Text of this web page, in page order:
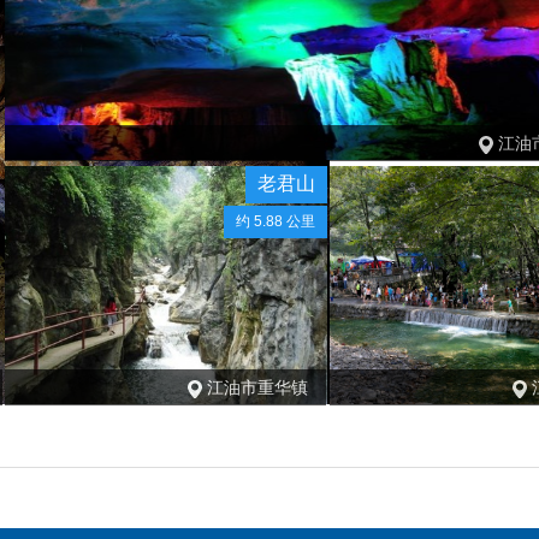
江油
老君山
约 5.88 公里
江油市重华镇